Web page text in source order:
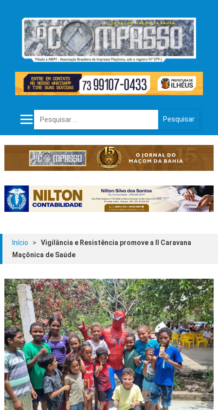
Pesquisar por:
Início >
Vigilância e Resistência promove a II Caravana
Maçônica de Saúde